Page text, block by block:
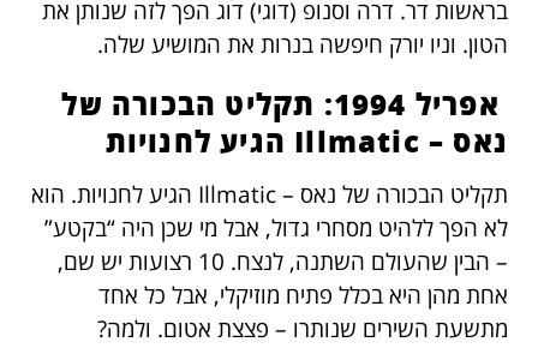
בראשות דר. דרה וסנופ (דוגי) דוג הפך לזה שנותן את
הטון. וניו יורק חיפשה בנרות את המושיע שלה.
אפריל 1994: תקליט הבכורה של
נאס – Illmatic הגיע לחנויות
תקליט הבכורה של נאס – Illmatic הגיע לחנויות. הוא
לא הפך ללהיט מסחרי גדול, אבל מי שכן היה “בקטע”
– הבין שהעולם השתנה, לנצח. 10 רצועות יש שם,
אחת מהן היא בכלל פתיח מוזיקלי, אבל כל אחד
מתשעת השירים שנותרו – פצצת אטום. ולמה?